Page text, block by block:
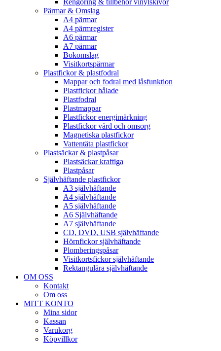
Rengöring & tillbehör vinylskivor
Pärmar & Omslag
A4 pärmar
A4 pärmregister
A6 pärmar
A7 pärmar
Bokomslag
Visitkortspärmar
Plastfickor & plastfodral
Mappar och fodral med låsfunktion
Plastfickor hålade
Plastfodral
Plastmappar
Plastfickor energimärkning
Plastfickor vård och omsorg
Magnetiska plastfickor
Vattentäta plastfickor
Plastsäckar & plastpåsar
Plastsäckar kraftiga
Plastpåsar
Självhäftande plastfickor
A3 självhäftande
A4 självhäftande
A5 självhäftande
A6 Självhäftande
A7 självhäftande
CD, DVD, USB självhäftande
Hörnfickor självhäftande
Plomberingspåsar
Visitkortsfickor självhäftande
Rektangulära självhäftande
OM OSS
Kontakt
Om oss
MITT KONTO
Mina sidor
Kassan
Varukorg
Köpvillkor